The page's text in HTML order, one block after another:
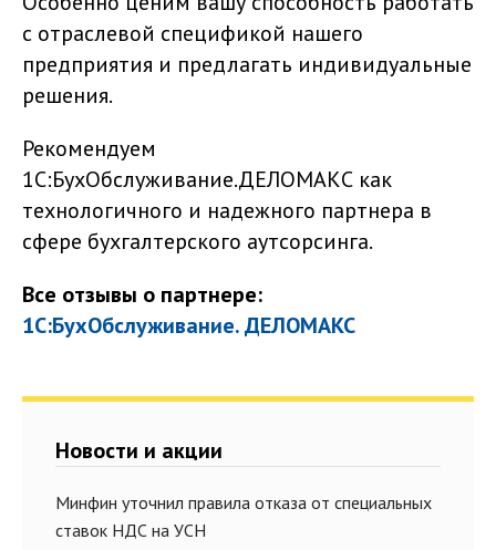
с отраслевой спецификой нашего
предприятия и предлагать индивидуальные
решения.
Рекомендуем
1С:БухОбслуживание.ДЕЛОМАКС как
технологичного и надежного партнера в
сфере бухгалтерского аутсорсинга.
Все отзывы о партнере:
1С:БухОбслуживание. ДЕЛОМАКС
Новости и акции
Минфин уточнил правила отказа от специальных
ставок НДС на УСН